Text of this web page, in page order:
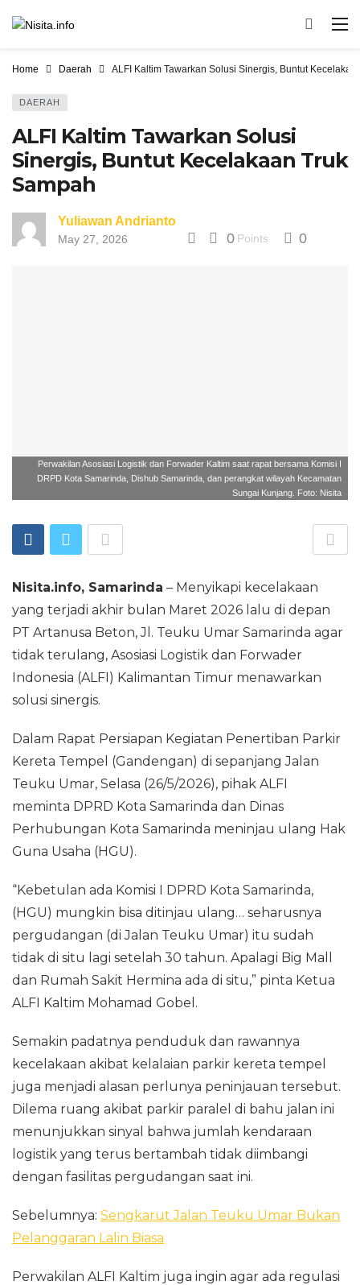
Home Daerah ALFI Kaltim Tawarkan Solusi Sinergis, Buntut
DAERAH
ALFI Kaltim Tawarkan Solusi
Sinergis, Buntut Kecelakaan Truk
Sampah
Yuliawan Andrianto
May 27, 2026 0 Points 0
Perwakilan Asosiasi Logistik dan Forwader Kaltim saat rapat bersama Komisi I
DRPD Kota Samarinda, Dishub Samarinda, dan perangkat wilayah Kecamatan
Sungai Kunjang. Foto: Nisita
Nisita.info, Samarinda – Menyikapi kecelakaan
yang terjadi akhir bulan Maret 2026 lalu di depan
PT Artanusa Beton, Jl. Teuku Umar Samarinda agar
tidak terulang, Asosiasi Logistik dan Forwader
Indonesia (ALFI) Kalimantan Timur menawarkan
solusi sinergis.
Dalam Rapat Persiapan Kegiatan Penertiban Parkir
Kereta Tempel (Gandengan) di sepanjang Jalan
Teuku Umar, Selasa (26/5/2026), pihak ALFI
meminta DPRD Kota Samarinda dan Dinas
Perhubungan Kota Samarinda meninjau ulang Hak
Guna Usaha (HGU).
“Kebetulan ada Komisi I DPRD Kota Samarinda,
(HGU) mungkin bisa ditinjau ulang… seharusnya
pergudangan (di Jalan Teuku Umar) itu sudah
tidak di situ lagi setelah 30 tahun. Apalagi Big Mall
dan Rumah Sakit Hermina ada di situ,” pinta Ketua
ALFI Kaltim Mohamad Gobel.
Semakin padatnya penduduk dan rawannya
kecelakaan akibat kelalaian parkir kereta tempel
juga menjadi alasan perlunya peninjauan tersebut.
Dilema ruang akibat parkir paralel di bahu jalan ini
menunjukkan sinyal bahwa jumlah kendaraan
logistik yang terus bertambah tidak diimbangi
dengan fasilitas pergudangan saat ini.
Sebelumnya: Sengkarut Jalan Teuku Umar Bukan
Pelanggaran Lalin Biasa
Perwakilan ALFI Kaltim juga ingin agar ada regulasi